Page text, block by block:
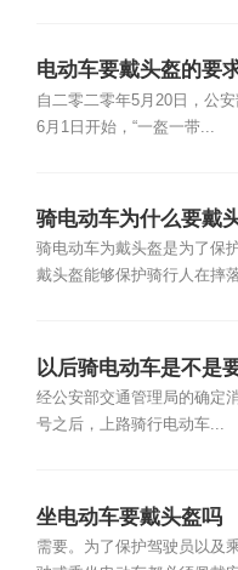
电动车要戴头盔的要
自二零二零年5月20日，公安
6月1日开始，“一盔一带...
骑电动车为什么要戴
骑电动车为戴头盔是为了保
戴头盔能够保护骑行人在摔
以后骑电动车是不是
经公安部交通管理局的确定
号之后，上路骑行电动车...
坐电动车要戴头盔吗
需要。为了保护驾驶员以及